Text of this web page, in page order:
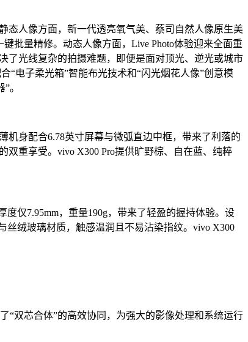
态人像方面，新一代透亮氧气美、蔡司自然人像原生美
批量精修。动态人像方面，Live Photo体验迎来全面重
了光线复杂的拍摄难题，即便是面对顶光、逆光或城市
“电子柔光箱”智能布光技术和“闪光烟花人像”创意模
。
机身配合6.78英寸屏幕与微弧直边中框，带来了利落的
重享受。vivo X300 Pro提供旷野棕、自在蓝、纯粹
仅7.95mm，重量190g，带来了轻盈的握持体验。设
丝绒玻璃材质，触感温润且不易沾染指纹。vivo X300
“双芯合体”的高效协同，为强大的影像处理和系统运行